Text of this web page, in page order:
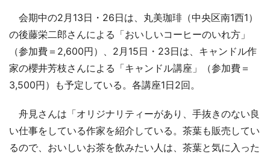
会期中の2月13日・26日は、丸美珈琲（中央区南1西1）
の後藤栄二郎さんによる「おいしいコーヒーのいれ方」
（参加費＝2,600円）、2月15日・23日は、キャンドル作
家の櫻井芳枝さんによる「キャンドル講座」（参加費＝
3,500円）も予定している。各講座1日2回。
舟見さんは「オリジナリティーがあり、手抜きのない良
い仕事をしている作家を紹介している。茶葉も販売してい
るので、おいしいお茶を飲みたい人は、茶葉と気に入った